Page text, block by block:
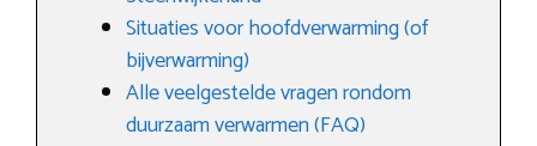
Situaties voor hoofdverwarming (of
bijverwarming)
Alle veelgestelde vragen rondom
duurzaam verwarmen (FAQ)